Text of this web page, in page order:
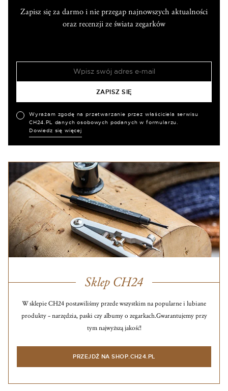
Zapisz się za darmo i nie przegap najnowszych aktualności
oraz recenzji ze świata zegarków
Wyrażam zgodę na przetwarzanie przez właściciela serwisu
CH24.PL danych osobowych podanych w formularzu.
Dowiedz się więcej
Sklep CH24
W sklepie CH24 postawiliśmy przede wszystkim na popularne i lubiane
produkty – narzędzia, paski czy albumy o zegarkach.Gwarantujemy przy
tym najwyższą jakość!
PRZEJDŹ NA SHOP.CH24.PL